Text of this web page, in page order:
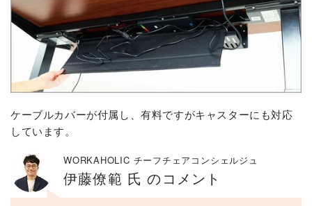
ケーブルカバーが付属し、有料ですがキャスターにも対応
しています。
WORKAHOLIC チーフチェアコンシェルジュ
伊藤僚範 氏 のコメント